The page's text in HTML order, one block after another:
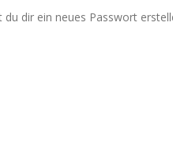
dir ein neues Passwort